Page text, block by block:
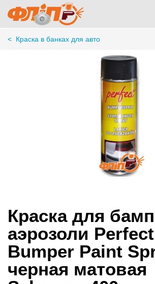
< Краска в банках для авто
Краска для
аэрозоли Perfect
Bumper Paint
черная матовая